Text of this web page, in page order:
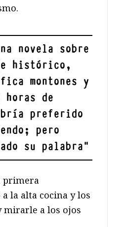
novela sobre
histórico,
montones y
horas de
preferido
pero
su palabra"
primera
la alta cocina y los
mirarle a los ojos